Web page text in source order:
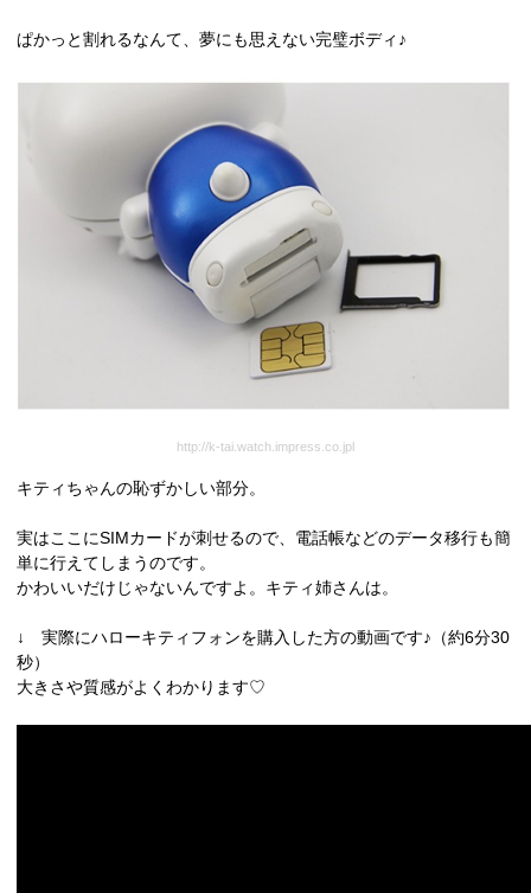
ぱかっと割れるなんて、夢にも思えない完璧ボディ♪
http://k-tai.watch.impress.co.jpl
キティちゃんの恥ずかしい部分。
実はここにSIMカードが刺せるので、電話帳などのデータ移行も簡
単に行えてしまうのです。
かわいいだけじゃないんですよ。キティ姉さんは。
↓ 実際にハローキティフォンを購入した方の動画です♪（約6分30
秒）
大きさや質感がよくわかります♡